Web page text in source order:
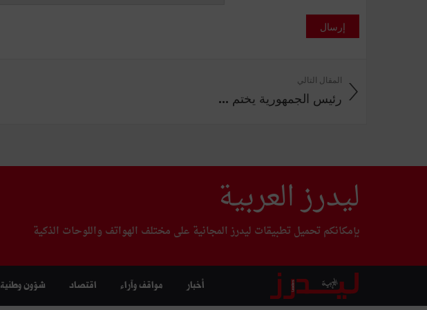
إرسال
المقال التالي
رئيس الجمهورية يختم ...
ليدرز العربية
بإمكانكم تحميل تطبيقات ليدرز المجانية على مختلف الهواتف واللوحات الذكية
أخبار مواقف وآراء اقتصاد شؤون وطنية